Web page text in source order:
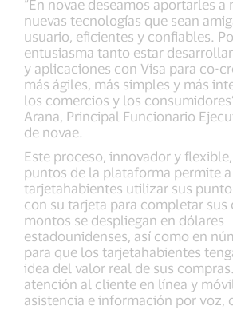
“En novae deseamos aportarles a
nuevas tecnologías que sean
usuario, eficientes y confiables.
entusiasma tanto estar
y aplicaciones con Visa para co-
más ágiles, más simples y más
los comercios y los
Arana, Principal Funcionario
de novae.
Este proceso, innovador y
puntos de la plataforma permite
tarjetahabientes utilizar sus
con su tarjeta para completar sus
montos se despliegan en dólares
estadounidenses, así como en
para que los tarjetahabientes
idea del valor real de sus
atención al cliente en línea y
asistencia e información por voz,